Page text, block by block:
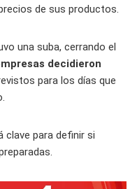
de sus productos.
una suba, cerrando el
decidieron
para los días que
clave para definir si